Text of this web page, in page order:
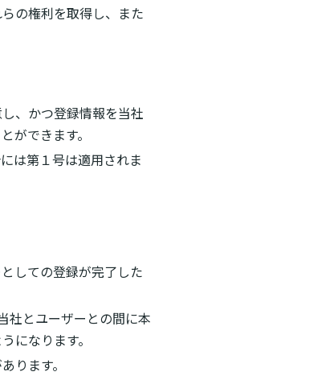
の権利を取得し、また
、かつ登録情報を当社
ができます。
は第１号は適用されま
しての登録が完了した
社とユーザーとの間に本
になります。
ります。